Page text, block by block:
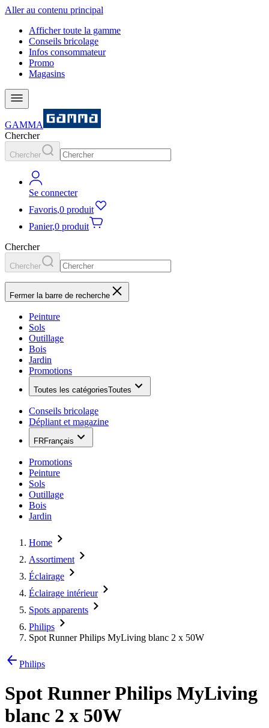
Aller au contenu principal
Afficher toute la gamme
Conseils bricolage
Infos consommateur
Promo
Magasins
GAMMA
Chercher
Chercher
Se connecter
Favoris,0 produit
Panier,0 produit
Chercher
Chercher
Fermer la barre de recherche
Peinture
Sols
Outillage
Bois
Jardin
Promotions
Toutes les catégoriesToutes
Conseils bricolage
Dépliant et magazine
FRFrançais
Promotions
Peinture
Sols
Outillage
Bois
Jardin
Home
Assortiment
Éclairage
Éclairage intérieur
Spots apparents
Philips
Spot Runner Philips MyLiving blanc 2 x 50W
Philips
Spot Runner Philips MyLiving
blanc 2 x 50W